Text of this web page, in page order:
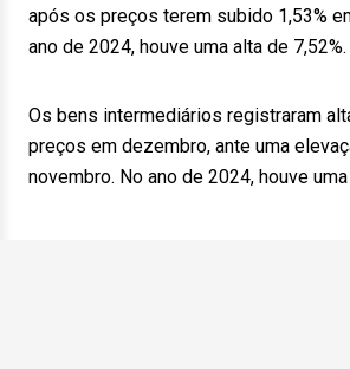
após os preços terem subido 1,53%
ano de 2024, houve uma alta de 7,52%.
Os bens intermediários registraram
preços em dezembro, ante uma
novembro. No ano de 2024, houve